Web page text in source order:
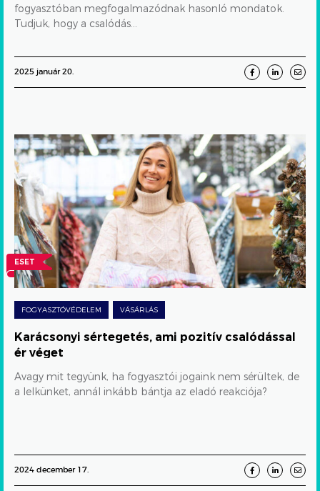
fogyasztóban megfogalmazódnak hasonló mondatok.
Tudjuk, hogy a csalódás...
2025 január 20.
Karácsonyi
sértegetés,
ami
pozitív
csalódással
ér
véget
ESET
FOGYASZTÓVÉDELEM VÁSÁRLÁS
Karácsonyi sértegetés, ami pozitív csalódással
ér véget
Avagy mit tegyünk, ha fogyasztói jogaink nem sérültek, de
a lelkünket, annál inkább bántja az eladó reakciója?
2024 december 17.